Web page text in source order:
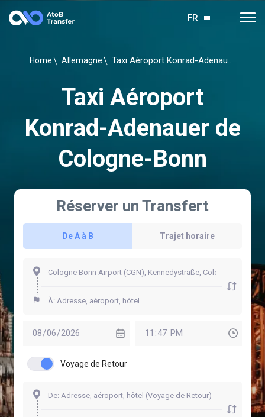
FR
Home Allemagne Taxi Aéroport Konrad-Adenauer de Cologne-Bonn
Taxi Aéroport
Konrad-Adenauer de
Cologne-Bonn
Réserver un Transfert
De A à B Trajet horaire
Voyage de Retour